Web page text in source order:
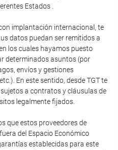
Estados .
implantación internacional, te
datos puedan ser remitidos a
los cuales hayamos puesto
determinados asuntos (por
envíos y gestiones
En este sentido, desde TGT te
a contratos y cláusulas de
legalmente fijados.
que estos proveedores de
del Espacio Económico
establecidas para este